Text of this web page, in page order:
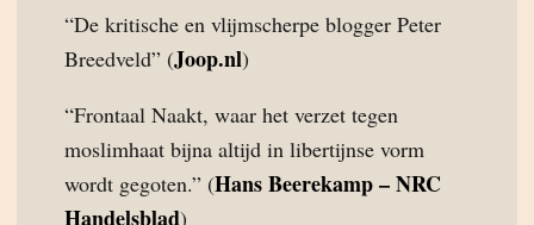
“De kritische en vlijmscherpe blogger Peter
Breedveld” (Joop.nl)
“Frontaal Naakt, waar het verzet tegen
moslimhaat bijna altijd in libertijnse vorm
wordt gegoten.” (Hans Beerekamp – NRC
Handelsblad)